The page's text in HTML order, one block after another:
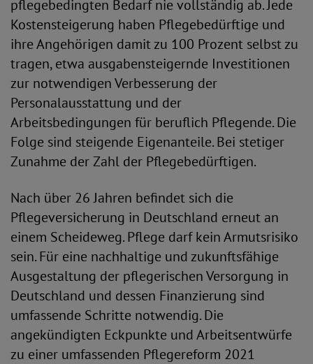
pflegebedingten Bedarf nie vollständig ab. Jede
Kostensteigerung haben Pflegebedürftige und
ihre Angehörigen damit zu 100 Prozent selbst zu
tragen, etwa ausgabensteigernde Investitionen
zur notwendigen Verbesserung der
Personalausstattung und der
Arbeitsbedingungen für beruflich Pflegende. Die
Folge sind steigende Eigenanteile. Bei stetiger
Zunahme der Zahl der Pflegebedürftigen.
Nach über 26 Jahren befindet sich die
Pflegeversicherung in Deutschland erneut an
einem Scheideweg. Pflege darf kein Armutsrisiko
sein. Für eine nachhaltige und zukunftsfähige
Ausgestaltung der pflegerischen Versorgung in
Deutschland und dessen Finanzierung sind
umfassende Schritte notwendig. Die
angekündigten Eckpunkte und Arbeitsentwürfe
zu einer umfassenden Pflegereform 2021